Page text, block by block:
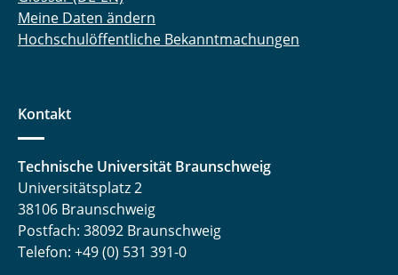
Meine Daten ändern
Hochschulöffentliche Bekanntmachungen
Kontakt
Technische Universität Braunschweig
Universitätsplatz 2
38106 Braunschweig
Postfach: 38092 Braunschweig
Telefon: +49 (0) 531 391-0